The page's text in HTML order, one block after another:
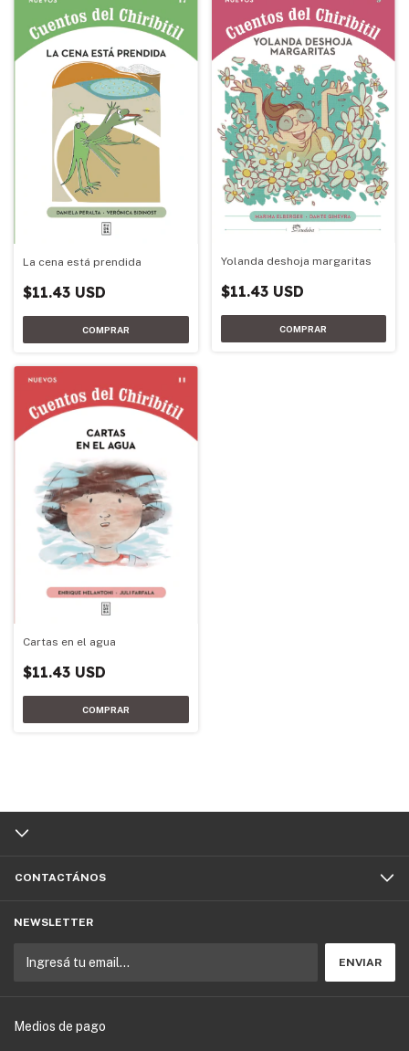
La cena está prendida
$11.43 USD
Yolanda deshoja margaritas
$11.43 USD
Cartas en el agua
$11.43 USD
CONTACTÁNOS
NEWSLETTER
Medios de pago